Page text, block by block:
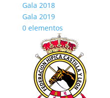
Gala 2018
Gala 2019
0 elementos